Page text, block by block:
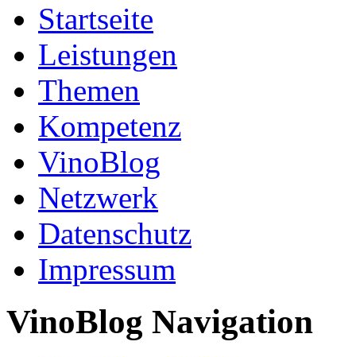
Startseite
Leistungen
Themen
Kompetenz
VinoBlog
Netzwerk
Datenschutz
Impressum
VinoBlog Navigation